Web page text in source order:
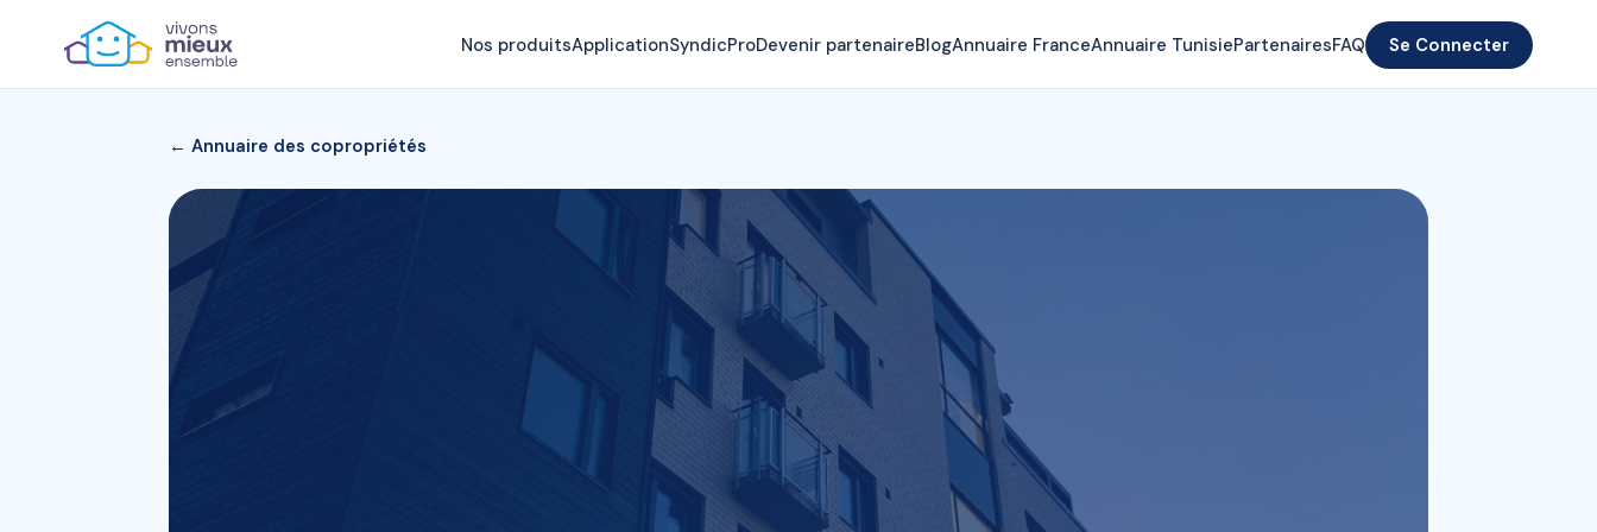
Nos produitsApplicationSyndicProDevenir partenaireBlogAnnuaire FranceAnnuaire TunisiePartenairesFAQ Se Connecter
← Annuaire des copropriétés